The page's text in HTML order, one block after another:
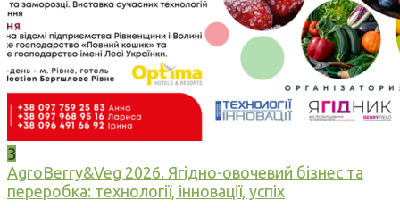
3
AgroBerry&Veg 2026. Ягідно-овочевий бізнес та
переробка: технології, інновації, успіх